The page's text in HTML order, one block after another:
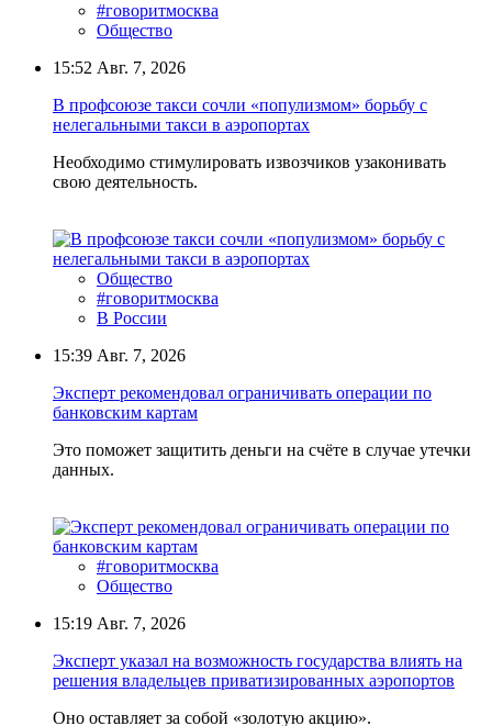
#говоритмосква
Общество
15:52 Авг. 7, 2026
В профсоюзе такси сочли «популизмом» борьбу с
нелегальными такси в аэропортах
Необходимо стимулировать извозчиков узаконивать
свою деятельность.
Общество
#говоритмосква
В России
15:39 Авг. 7, 2026
Эксперт рекомендовал ограничивать операции по
банковским картам
Это поможет защитить деньги на счёте в случае утечки
данных.
#говоритмосква
Общество
15:19 Авг. 7, 2026
Эксперт указал на возможность государства влиять на
решения владельцев приватизированных аэропортов
Оно оставляет за собой «золотую акцию».